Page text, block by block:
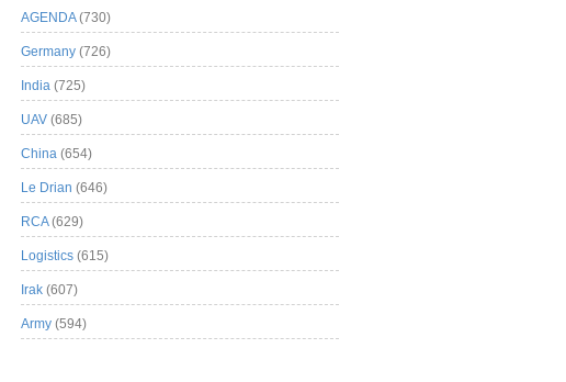
AGENDA(730)
Germany (726)
India (725)
UAV (685)
China (654)
Le Drian (646)
RCA(629)
Logistics (615)
Irak (607)
Army (594)